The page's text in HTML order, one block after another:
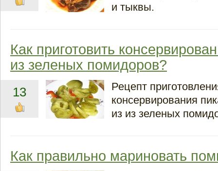
и тыквы.
Как приготовить
из зеленых помидоров?
13
Рецепт
консервирования
из из зеленых
Как правильно мариновать